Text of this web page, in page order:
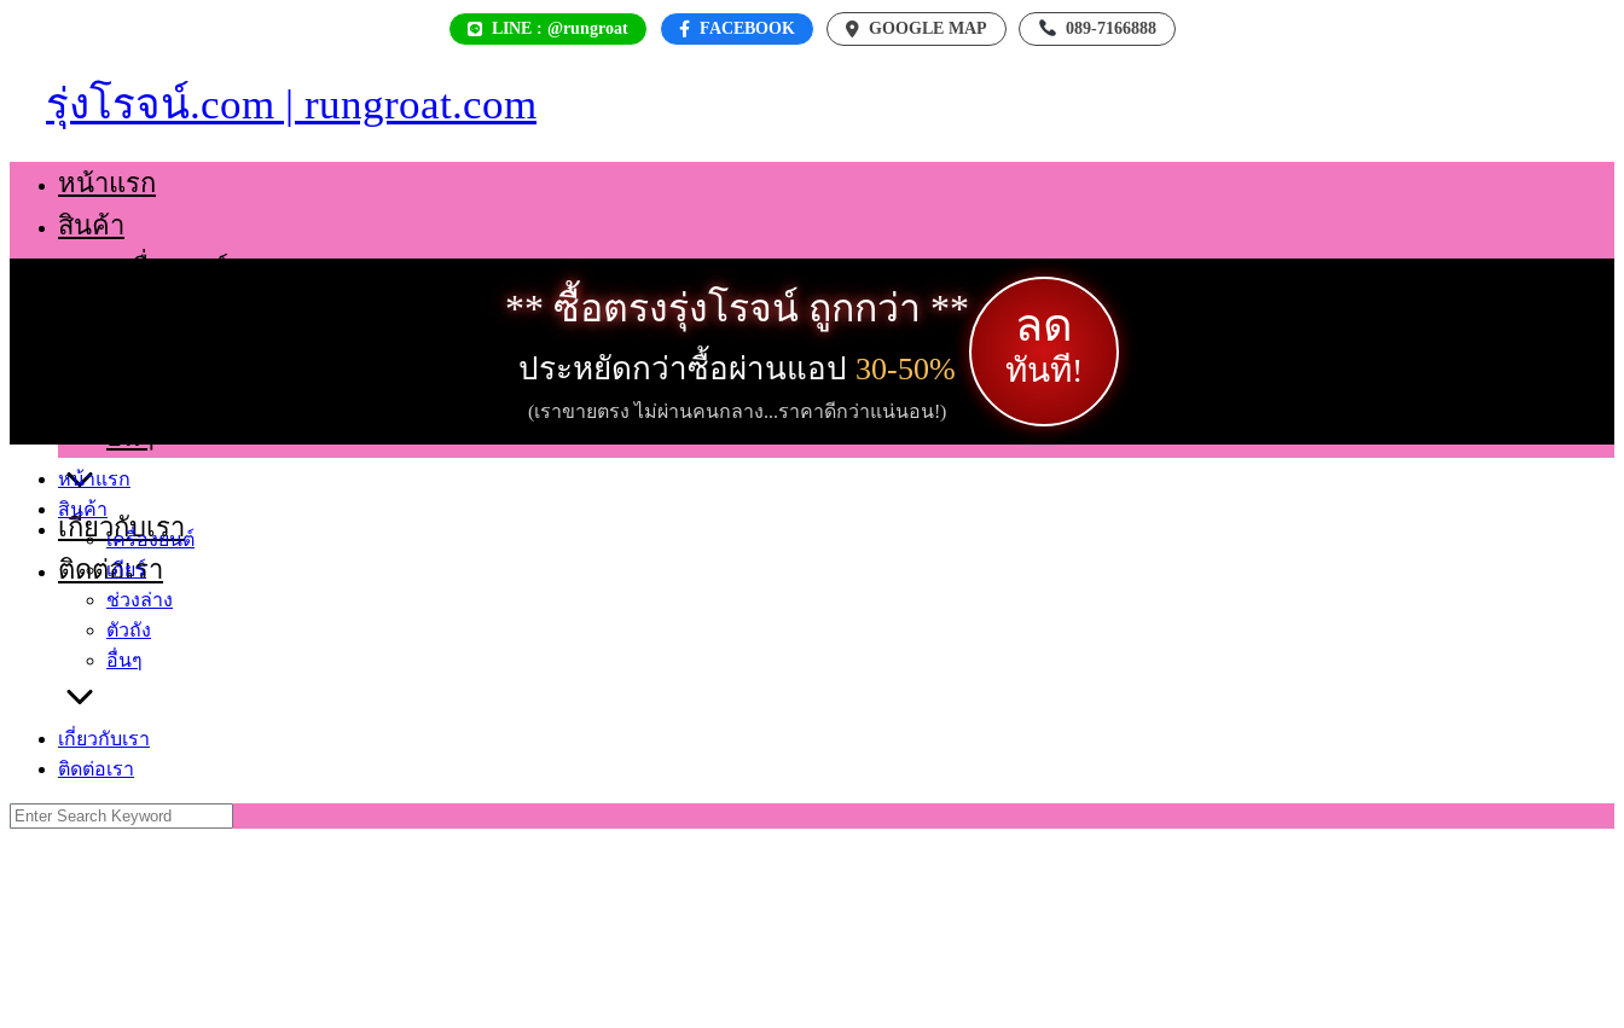
LINE : @rungroat FACEBOOK GOOGLE MAP 089-7166888
รุ่งโรจน์.com | rungroat.com
หน้าแรก
สินค้า
เครื่องยนต์
อื่นๆ
เกี่ยวกับเรา
ติดต่อเรา
** ซื้อตรงรุ่งโรจน์ ถูกกว่า **
ประหยัดกว่าซื้อผ่านแอป 30-50%
(เราขายตรง ไม่ผ่านคนกลาง...ราคาดีกว่าแน่นอน!)
ลด
ทันที!
หน้าแรก
สินค้า
เครื่องยนต์
เกียร์
ช่วงล่าง
ตัวถัง
อื่นๆ
เกี่ยวกับเรา
ติดต่อเรา
Search
for: